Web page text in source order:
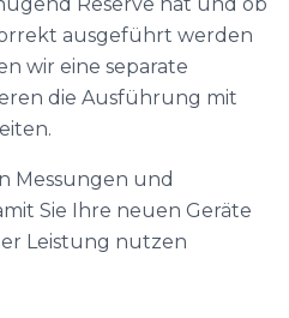
ausgeführt werden
wir eine separate
die Ausführung mit
Messungen und
Sie Ihre neuen Geräte
Leistung nutzen